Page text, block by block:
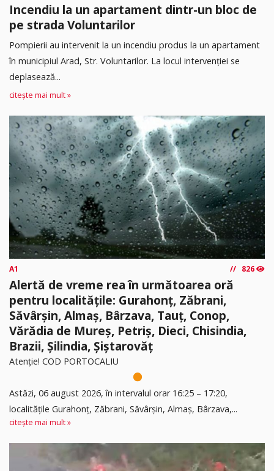
Incendiu la un apartament dintr-un bloc de
pe strada Voluntarilor
Pompierii au intervenit la un incendiu produs la un apartament
în municipiul Arad, Str. Voluntarilor. La locul intervenției se
deplasează...
citește mai mult »
A1 826
Alertă de vreme rea în următoarea oră
pentru localitățile: Gurahonț, Zăbrani,
Săvârșin, Almaș, Bârzava, Tauț, Conop,
Vărădia de Mureș, Petriș, Dieci, Chisindia,
Brazii, Șilindia, Șiștarovăț
Atenție! COD PORTOCALIU
Astăzi, 06 august 2026, în intervalul orar 16:25 – 17:20,
localitățile Gurahonț, Zăbrani, Săvârșin, Almaș, Bârzava,...
citește mai mult »